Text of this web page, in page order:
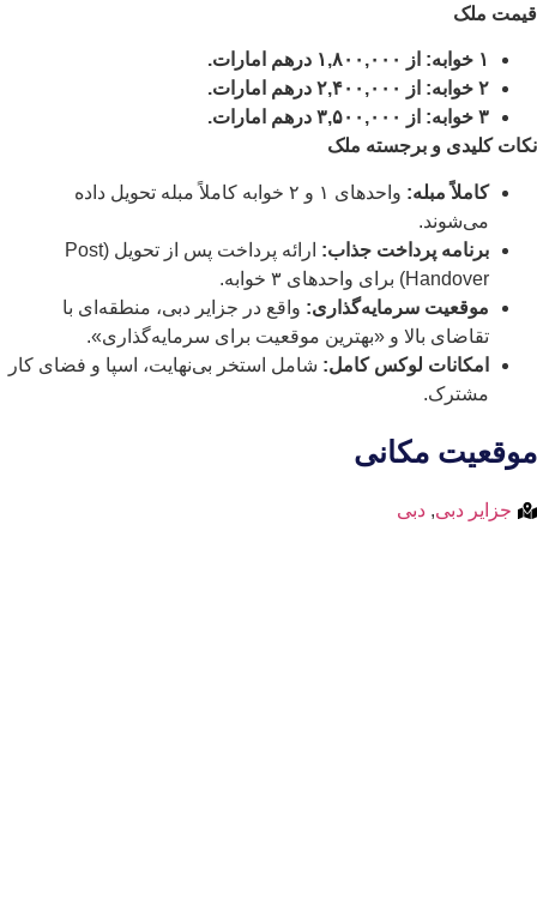
قیمت ملک
۱ خوابه: از ۱,۸۰۰,۰۰۰ درهم امارات.
۲ خوابه: از ۲,۴۰۰,۰۰۰ درهم امارات.
۳ خوابه: از ۳,۵۰۰,۰۰۰ درهم امارات.
نکات کلیدی و برجسته ملک
کاملاً مبله:
واحدهای ۱ و ۲ خوابه کاملاً مبله تحویل داده
می‌شوند.
برنامه پرداخت جذاب:
ارائه پرداخت پس از تحویل (Post
Handover) برای واحدهای ۳ خوابه.
موقعیت سرمایه‌گذاری: واقع در جزایر دبی، منطقه‌ای با
تقاضای بالا و «بهترین موقعیت برای سرمایه‌گذاری».
امکانات لوکس کامل: شامل استخر بی‌نهایت، اسپا و فضای کار
مشترک.
موقعیت مکانی
جزایر دبی, دبی